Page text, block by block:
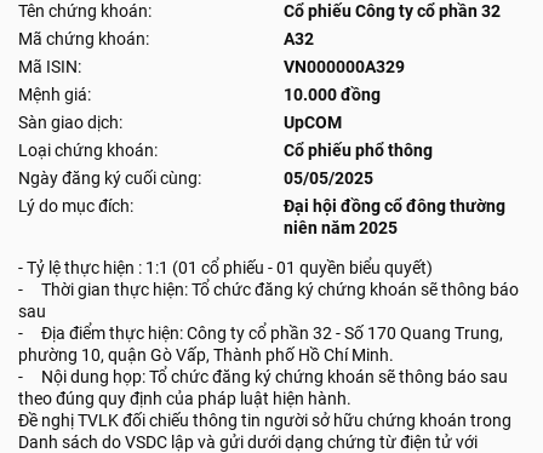
Tên chứng khoán:
Cổ phiếu Công ty cổ phần 32
Mã chứng khoán:
A32
Mã ISIN:
VN000000A329
Mệnh giá:
10.000 đồng
Sàn giao dịch:
UpCOM
Loại chứng khoán:
Cổ phiếu phổ thông
Ngày đăng ký cuối cùng:
05/05/2025
Lý do mục đích:
Đại hội đồng cổ đông thường
niên năm 2025
- Tỷ lệ thực hiện : 1:1 (01 cổ phiếu - 01 quyền biểu quyết)
- Thời gian thực hiện: Tổ chức đăng ký chứng khoán sẽ thông báo
sau
- Địa điểm thực hiện: Công ty cổ phần 32 - Số 170 Quang Trung,
phường 10, quận Gò Vấp, Thành phố Hồ Chí Minh.
- Nội dung họp: Tổ chức đăng ký chứng khoán sẽ thông báo sau
theo đúng quy định của pháp luật hiện hành.
Đề nghị TVLK đối chiếu thông tin người sở hữu chứng khoán trong
Danh sách do VSDC lập và gửi dưới dạng chứng từ điện tử với